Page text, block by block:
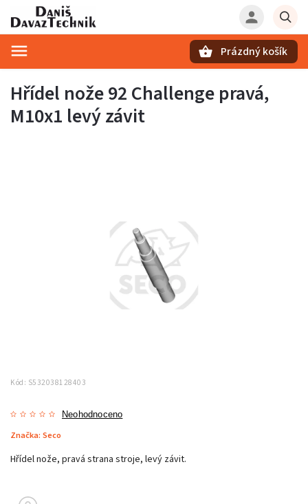
Prázdný košík
Hřídel nože 92 Challenge pravá,
M10x1 levý závit
Kód: S532038128403
Neohodnoceno
Značka: Seco
Hřídel nože, pravá strana stroje, levý závit.